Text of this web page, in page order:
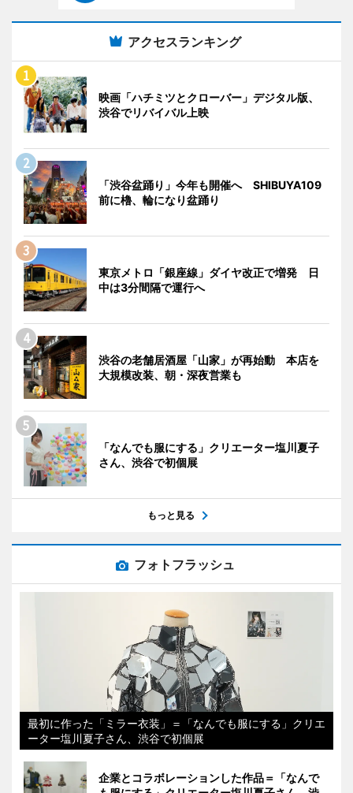
アクセスランキング
映画「ハチミツとクローバー」デジタル版、
渋谷でリバイバル上映
「渋谷盆踊り」今年も開催へ SHIBUYA109
前に櫓、輪になり盆踊り
東京メトロ「銀座線」ダイヤ改正で増発 日
中は3分間隔で運行へ
渋谷の老舗居酒屋「山家」が再始動 本店を
大規模改装、朝・深夜営業も
「なんでも服にする」クリエーター塩川夏子
さん、渋谷で初個展
もっと見る
フォトフラッシュ
最初に作った「ミラー衣装」＝「なんでも服にする」クリエ
ーター塩川夏子さん、渋谷で初個展
企業とコラボレーションした作品＝「なんで